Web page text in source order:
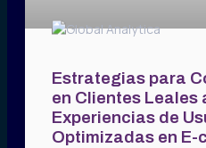
Estrategias para
en Clientes Leales
Experiencias de
Optimizadas en E-